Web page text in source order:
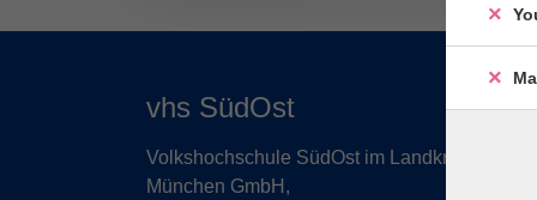
vhs SüdOst
Volkshochschule SüdOst im Landkreis
München GmbH,